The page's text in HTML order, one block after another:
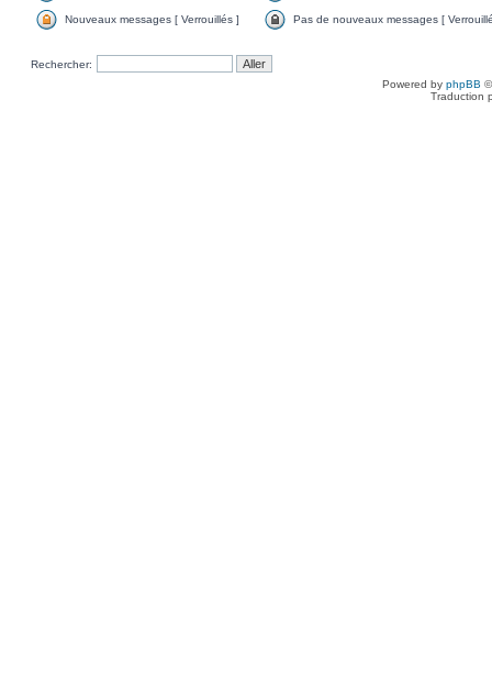
Nouveaux messages [ Verrouillés ] Pas de nouveaux messages [
Rechercher:
Powered by phpBB
Traduction